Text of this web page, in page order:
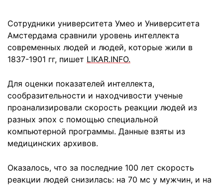
Сотрудники университета Умео и Университета
Амстердама сравнили уровень интеллекта
современных людей и людей, которые жили в
1837-1901 гг, пишет LIKAR.INFO.
Для оценки показателей интеллекта,
сообразительности и находчивости ученые
проанализировали скорость реакции людей из
разных эпох с помощью специальной
компьютерной программы. Данные взяты из
медицинских архивов.
Оказалось, что за последние 100 лет скорость
реакции людей снизилась: на 70 мс у мужчин, и на